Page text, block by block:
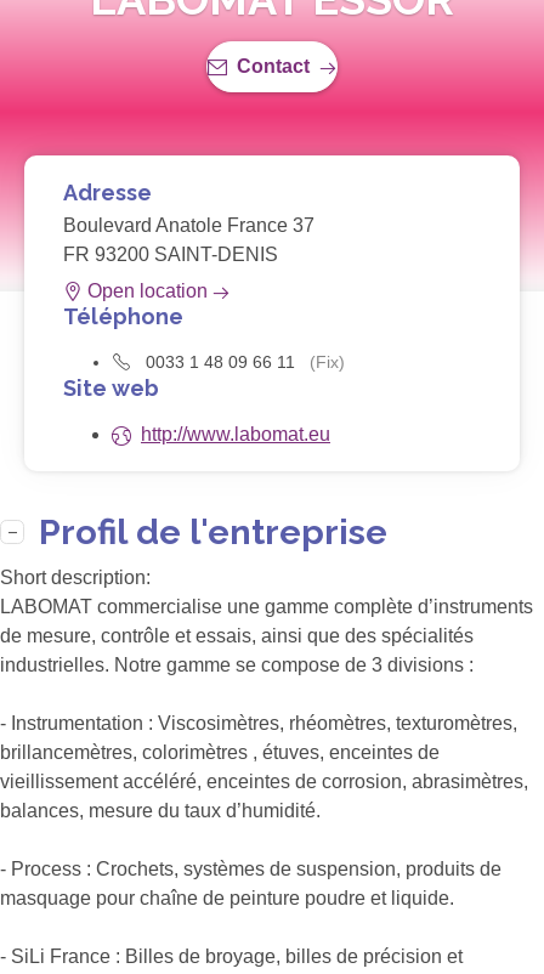
Contact
Adresse
Boulevard Anatole France 37
FR 93200 SAINT-DENIS
Open location
Téléphone
0033 1 48 09 66 11 (Fix)
Site web
http://www.labomat.eu
Profil de l'entreprise
Short description:
LABOMAT commercialise une gamme complète d’instruments
de mesure, contrôle et essais, ainsi que des spécialités
industrielles. Notre gamme se compose de 3 divisions :
- Instrumentation : Viscosimètres, rhéomètres, texturomètres,
brillancemètres, colorimètres , étuves, enceintes de
vieillissement accéléré, enceintes de corrosion, abrasimètres,
balances, mesure du taux d’humidité.
- Process : Crochets, systèmes de suspension, produits de
masquage pour chaîne de peinture poudre et liquide.
- SiLi France : Billes de broyage, billes de précision et